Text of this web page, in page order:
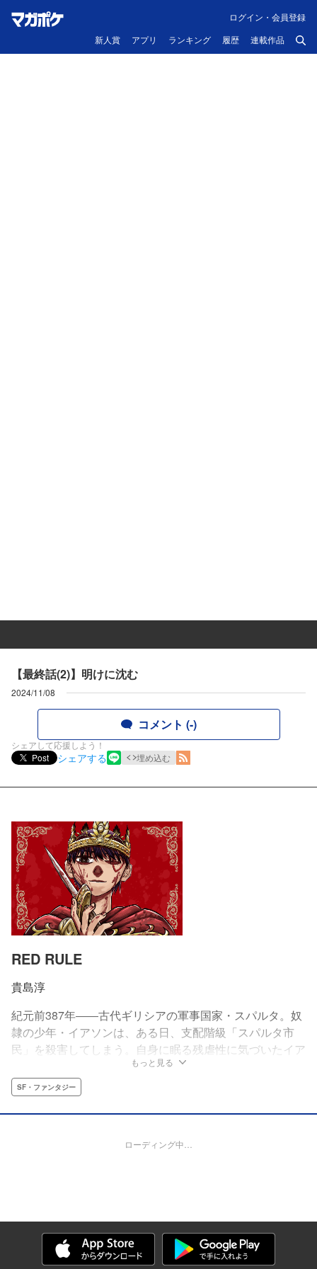
新人賞 アプリ ランキング 履歴 連載作品
ログイン・会員登録
【最終話(2)】明けに沈む
2024/11/08
コメント (-)
シェアして応援しよう！
Post
シェアする 埋め込む
RED RULE
貴島淳
紀元前387年――古代ギリシアの軍事国家・スパルタ。奴
隷の少年・イアソンは、ある日、支配階級「スパルタ市
民」を殺害してしまう。自身に眠る残虐性に気づいたイア
ソンは、支配階級の頂点「エフォロス」を目指すべく、戦
士教育という名の生き地獄に身を投じていく――。人類史
上“最凶最悪の国家”で繰り広げられる、血で血を洗う下克
上ダークヒーロー譚!!
もっと見る
SF・ファンタジー
ローディング中…